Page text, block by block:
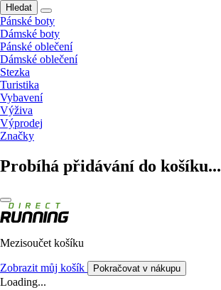
Hledat
Pánské boty
Dámské boty
Pánské oblečení
Dámské oblečení
Stezka
Turistika
Vybavení
Výživa
Výprodej
Značky
Probíhá přidávání do košíku...
Mezisoučet košíku
Zobrazit můj košík Pokračovat v nákupu
Loading...